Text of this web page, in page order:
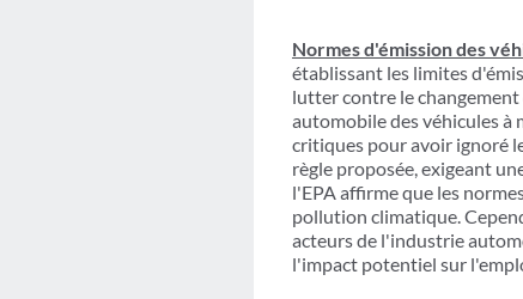
Normes d'émission des
établissant les limites
lutter contre le
automobile des véhicules à
critiques pour avoir ignoré
règle proposée, exigeant
l'EPA affirme que les
pollution climatique.
acteurs de l'industrie
l'impact potentiel sur